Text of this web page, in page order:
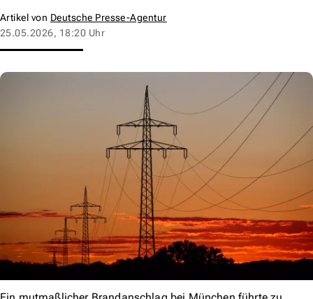
Artikel von Deutsche Presse-Agentur
25.05.2026, 18:20 Uhr